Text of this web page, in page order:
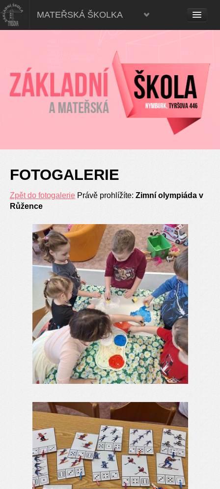
Mateřská škola, Nymburk
MATEŘSKÁ ŠKOLKA
FOTOGALERIE
Zpět do fotogalerie Právě prohlížíte: Zimní olympiáda v
Růžence